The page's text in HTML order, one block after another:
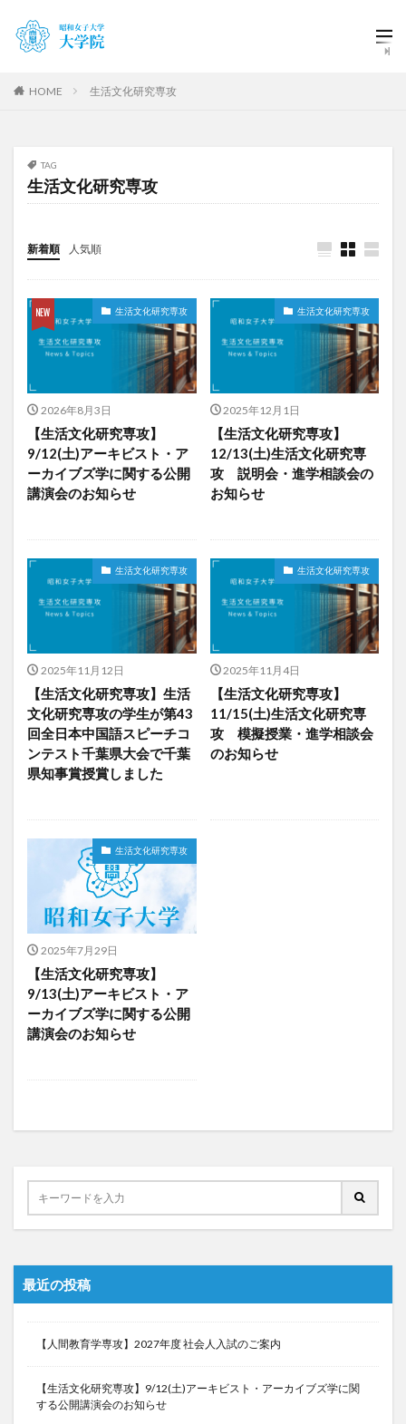
HOME 生活文化研究専攻
TAG
生活文化研究専攻
新着順 人気順
生活文化研究専攻
2026年8月3日
【生活文化研究専攻】
9/12(土)アーキビスト・ア
ーカイブズ学に関する公開
講演会のお知らせ
生活文化研究専攻
2025年12月1日
【生活文化研究専攻】
12/13(土)生活文化研究専
攻 説明会・進学相談会の
お知らせ
生活文化研究専攻
2025年11月12日
【生活文化研究専攻】生活
文化研究専攻の学生が第43
回全日本中国語スピーチコ
ンテスト千葉県大会で千葉
県知事賞授賞しました
生活文化研究専攻
2025年11月4日
【生活文化研究専攻】
11/15(土)生活文化研究専
攻 模擬授業・進学相談会
のお知らせ
生活文化研究専攻
2025年7月29日
【生活文化研究専攻】
9/13(土)アーキビスト・ア
ーカイブズ学に関する公開
講演会のお知らせ
最近の投稿
【人間教育学専攻】2027年度 社会人入試のご案内
【生活文化研究専攻】9/12(土)アーキビスト・アーカイブズ学に関
する公開講演会のお知らせ